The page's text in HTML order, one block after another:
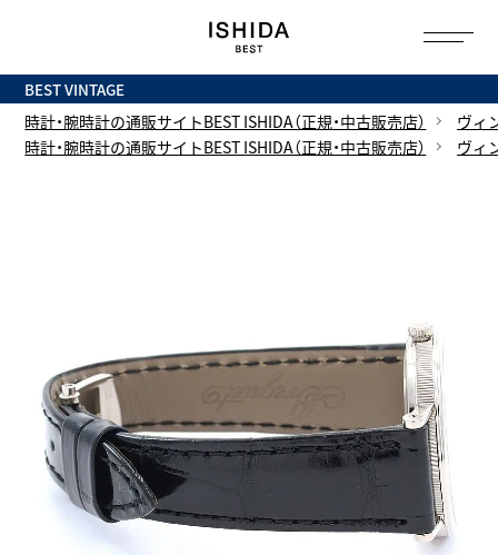
BEST VINTAGE
時計・腕時計の通販サイトBEST ISHIDA（正規・中古販売店）
ヴィ
時計・腕時計の通販サイトBEST ISHIDA（正規・中古販売店）
ヴィ
へ